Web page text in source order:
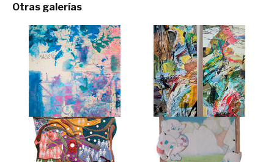
Otras galerías